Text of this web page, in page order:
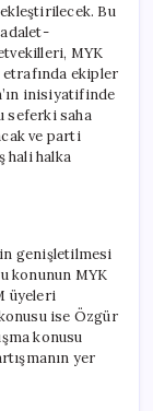
Bu
MYK
ekipler
inisiyatifinde
seferki saha
ve parti
hali halka
genişletilmesi
konunun MYK
üyeleri
ise Özgür
konusu
yer